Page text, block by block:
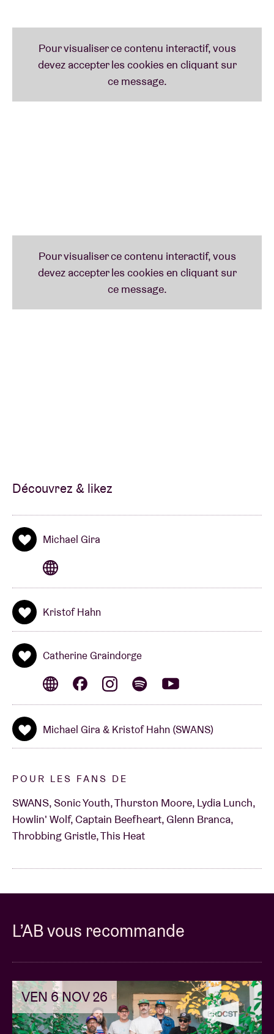
Découvrez & likez
Michael Gira
Kristof Hahn
Catherine Graindorge
Michael Gira & Kristof Hahn (SWANS)
POUR LES FANS DE
SWANS, Sonic Youth, Thurston Moore, Lydia Lunch,
Howlin' Wolf, Captain Beefheart, Glenn Branca,
Throbbing Gristle, This Heat
L’AB vous recommande
VEN 6 NOV 26